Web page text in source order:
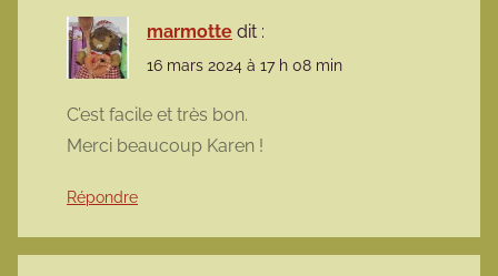
marmotte dit :
16 mars 2024 à 17 h 08 min
C’est facile et très bon.
Merci beaucoup Karen !
Répondre